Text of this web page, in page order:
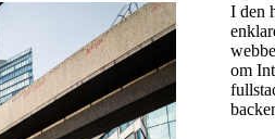
I den
om